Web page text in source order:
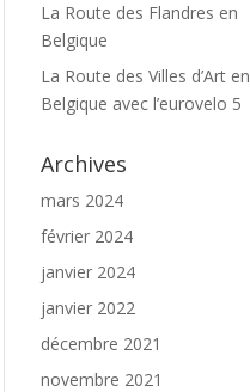
La Route des Flandres en
Belgique
La Route des Villes d’Art en
Belgique avec l’eurovelo 5
Archives
mars 2024
février 2024
janvier 2024
janvier 2022
décembre 2021
novembre 2021